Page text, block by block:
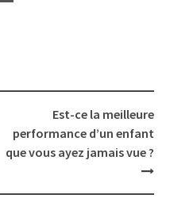
Est-ce la meilleure
performance d’un enfant
que vous ayez jamais vue ?